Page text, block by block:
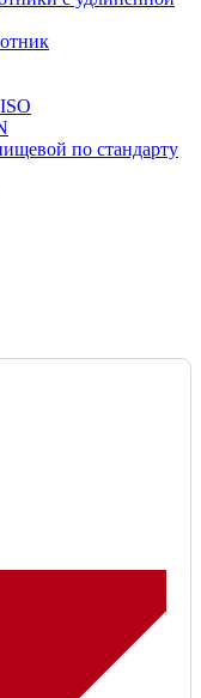
по стандарту